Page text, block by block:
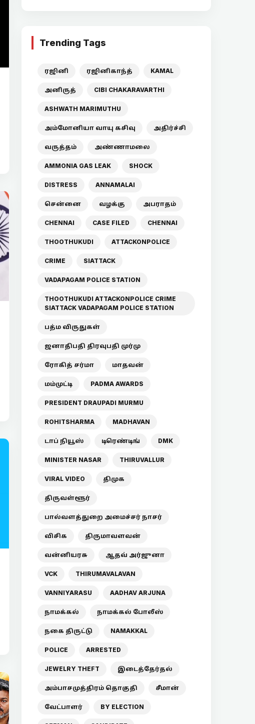
Trending Tags
ரஜினி ரஜினிகாந்த் KAMAL
அனிருத் CIBI CHAKARAVARTHI
ASHWATH MARIMUTHU
அம்மோனியா வாயு கசிவு அதிர்ச்சி
வருத்தம் அண்ணாமலை
AMMONIA GAS LEAK SHOCK
DISTRESS ANNAMALAI
சென்னை வழக்கு அபராதம்
CHENNAI CASE FILED CHENNAI
THOOTHUKUDI ATTACKONPOLICE
CRIME SIATTACK
VADAPAGAM POLICE STATION
THOOTHUKUDI ATTACKONPOLICE CRIME
SIATTACK VADAPAGAM POLICE STATION
பத்ம விருதுகள்
ஜனாதிபதி திரவுபதி முர்மு
ரோகித் சர்மா மாதவன்
மம்முட்டி PADMA AWARDS
PRESIDENT DRAUPADI MURMU
ROHITSHARMA MADHAVAN
டாப் நியூஸ் டிரெண்டிங் DMK
MINISTER NASAR THIRUVALLUR
VIRAL VIDEO திமுக
திருவள்ளூர்
பால்வளத்துறை அமைச்சர் நாசர்
விசிக திருமாவளவன்
வன்னியரசு ஆதவ் அர்ஜுனா
VCK THIRUMAVALAVAN
VANNIYARASU AADHAV ARJUNA
நாமக்கல் நாமக்கல் போலீஸ்
நகை திருட்டு NAMAKKAL
POLICE ARRESTED
JEWELRY THEFT இடைத்தேர்தல்
அம்பாசமுத்திரம் தொகுதி சீமான்
வேட்பாளர் BY ELECTION